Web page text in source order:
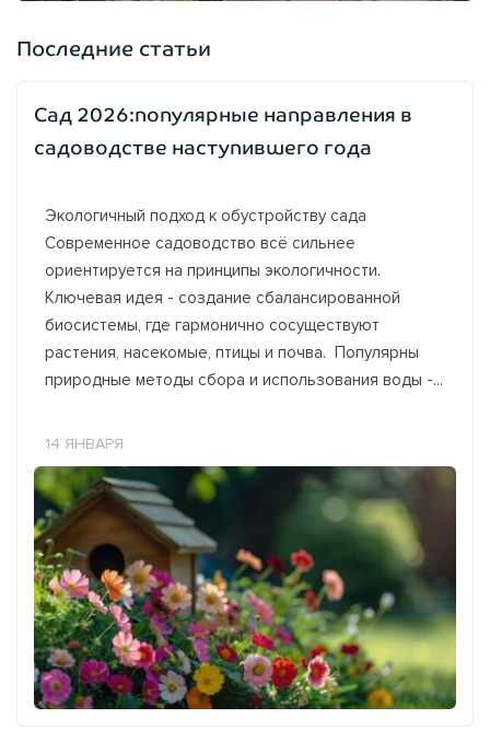
Последние статьи
Сад 2026:популярные направления в
садоводстве наступившего года
Экологичный подход к обустройству сада
Современное садоводство всё сильнее
ориентируется на принципы экологичности.
Ключевая идея - создание сбалансированной
биосистемы, где гармонично сосуществуют
растения, насекомые, птицы и почва. Популярны
природные методы сбора и использования воды -...
14 ЯНВАРЯ